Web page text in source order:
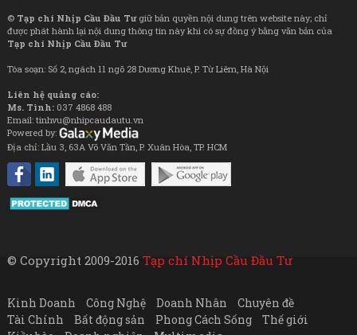
© Tạp chí Nhịp Cầu Đầu Tưgiữ bản quyền nội dung trên website này; chỉ
được phát hành lại nội dung thông tin này khi có sự đồng ý bằng văn bản của
Tạp chí Nhịp Cầu Đầu Tư
Tòa soạn: Số 2, ngách 11 ngõ 28 Dương Khuê, P. Từ Liêm, Hà Nội
Liên hệ quảng cáo:
Ms. Tình: 037 4868 488
Email: tinhvu@nhipcaudautu.vn
Powered by:
Địa chỉ: Lầu 3, 63A Võ Văn Tần, P. Xuân Hòa, TP. HCM
© Copyright 2009-2016 Tạp chí Nhịp Cầu Đầu Tư
Kinh Doanh Công Nghệ Doanh Nhân
Chuyên đề
Tài Chính
Bất động sản Phong Cách Sống
Thế giới